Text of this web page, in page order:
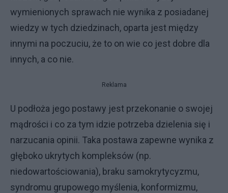
wymienionych sprawach nie wynika z posiadanej
wiedzy w tych dziedzinach, oparta jest między
innymi na poczuciu, że to on wie co jest dobre dla
innych, a co nie.
Reklama
U podłoża jego postawy jest przekonanie o swojej
mądrości i co za tym idzie potrzeba dzielenia się i
narzucania opinii. Taka postawa zapewne wynika z
głęboko ukrytych kompleksów (np.
niedowartościowania), braku samokrytycyzmu,
syndromu grupowego myślenia, konformizmu,